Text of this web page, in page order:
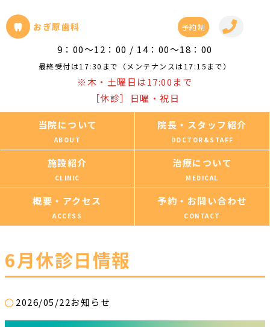
おぎ原歯科 予約制
9：00～12：00 / 14：00～18：00
最終受付は17:30まで（メンテナンスは17:15まで）
※木・土曜日は17:00まで
［休診］日曜・祝日
当院について 院長・スタッフ紹介
施設紹介 治療について
概要・アクセス 予約・お問い合わせ
6月休診日情報
2026/05/22お知らせ